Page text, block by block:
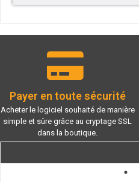
Payer en toute sécurité
Acheter le logiciel souhaité de manière
simple et sûre grâce au cryptage SSL
dans la boutique.